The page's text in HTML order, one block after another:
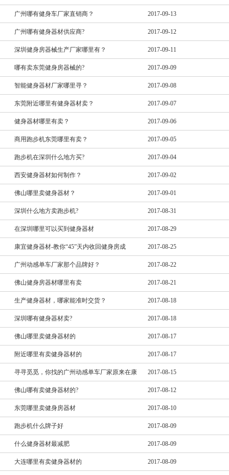
广州哪有健身车厂家直销商？ 2017-09-13
广州哪有健身器材供应商? 2017-09-12
深圳健身房器械生产厂家哪里有？ 2017-09-11
哪有卖东莞健身房器械的? 2017-09-09
智能健身器材厂家哪里寻？ 2017-09-08
东莞附近哪里有健身器材卖？ 2017-09-07
健身器材哪里有卖？ 2017-09-06
商用跑步机东莞哪里有卖？ 2017-09-05
跑步机在深圳什么地方买? 2017-09-04
西安健身器材如何制作？ 2017-09-02
佛山哪里卖健身器材？ 2017-09-01
深圳什么地方卖跑步机? 2017-08-31
在深圳哪里可以买到健身器材 2017-08-29
康宜健身器材-教你“45”天内收回健身房成 2017-08-25
广州动感单车厂家那个品牌好？ 2017-08-22
佛山健身房器材哪里有卖 2017-08-21
生产健身器材，哪家能准时交货？ 2017-08-18
深圳哪有健身器材卖? 2017-08-18
佛山哪里卖健身器材的 2017-08-17
附近哪里有卖健身器材的 2017-08-17
寻寻觅觅，你找的广州动感单车厂家原来在康 2017-08-15
佛山哪有卖健身器材的? 2017-08-12
东莞哪里卖健身房器材 2017-08-10
跑步机什么牌子好 2017-08-09
什么健身器材最减肥 2017-08-09
大连哪里有卖健身器材的 2017-08-09